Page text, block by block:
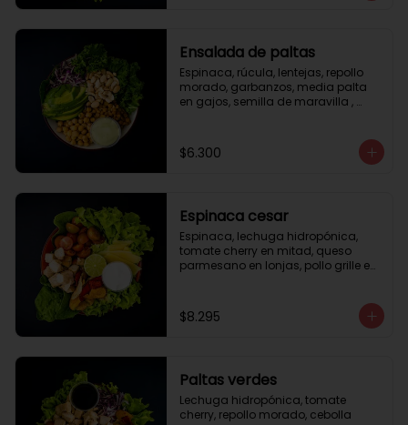
Ensalada de paltas
Espinaca, rúcula, lentejas, repollo
morado, garbanzos, media palta
en gajos, semilla de maravilla ,
$6.300
Espinaca cesar
Espinaca, lechuga hidropónica,
tomate cherry en mitad, queso
parmesano en lonjas, pollo grille en
$8.295
Paltas verdes
Lechuga hidropónica, tomate
cherry, repollo morado, cebolla